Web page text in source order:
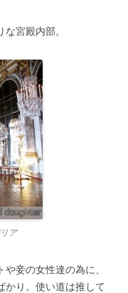
宮殿内部。
ア
妾の女性達の為に、
かり。使い道は推して